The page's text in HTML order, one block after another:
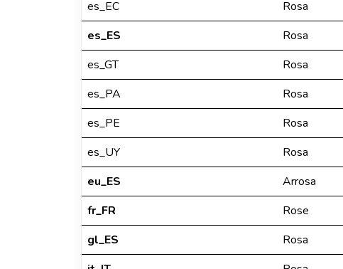
es_EC
Rosa
es_ES
Rosa
es_GT
Rosa
es_PA
Rosa
es_PE
Rosa
es_UY
Rosa
eu_ES
Arrosa
fr_FR
Rose
gl_ES
Rosa